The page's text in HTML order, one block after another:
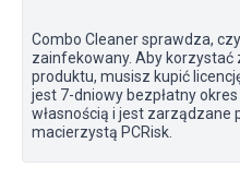
Combo Cleaner sprawdza,
zainfekowany. Aby korzystać
produktu, musisz kupić
jest 7-dniowy bezpłatny
własnością i jest zarządzane
macierzystą PCRisk.